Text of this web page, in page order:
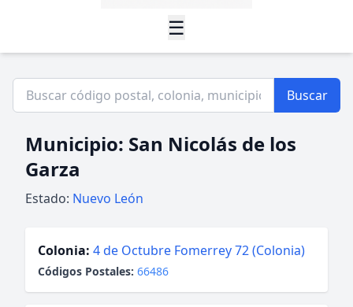
☰
Buscar
Municipio: San Nicolás de los
Garza
Estado: Nuevo León
Colonia: 4 de Octubre Fomerrey 72 (Colonia)
Códigos Postales: 66486